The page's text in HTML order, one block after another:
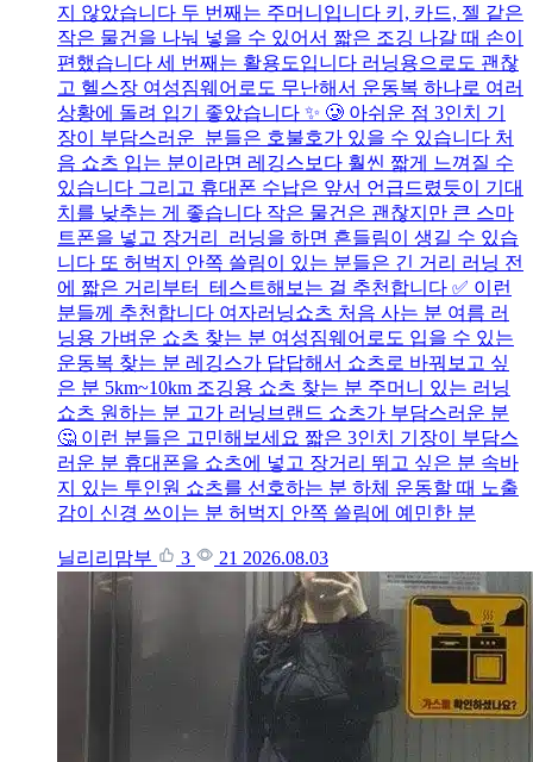
지 않았습니다 두 번째는 주머니입니다 키, 카드, 젤 같은
작은 물건을 나눠 넣을 수 있어서 짧은 조깅 나갈 때 손이
편했습니다 세 번째는 활용도입니다 러닝용으로도 괜찮
고 헬스장 여성짐웨어로도 무난해서 운동복 하나로 여러
상황에 돌려 입기 좋았습니다 ✨ 🥲 아쉬운 점 3인치 기
장이 부담스러운 분들은 호불호가 있을 수 있습니다 처
음 쇼츠 입는 분이라면 레깅스보다 훨씬 짧게 느껴질 수
있습니다 그리고 휴대폰 수납은 앞서 언급드렸듯이 기대
치를 낮추는 게 좋습니다 작은 물건은 괜찮지만 큰 스마
트폰을 넣고 장거리 러닝을 하면 흔들림이 생길 수 있습
니다 또 허벅지 안쪽 쓸림이 있는 분들은 긴 거리 러닝 전
에 짧은 거리부터 테스트해보는 걸 추천합니다 ✅ 이런
분들께 추천합니다 여자러닝쇼츠 처음 사는 분 여름 러
닝용 가벼운 쇼츠 찾는 분 여성짐웨어로도 입을 수 있는
운동복 찾는 분 레깅스가 답답해서 쇼츠로 바꿔보고 싶
은 분 5km~10km 조깅용 쇼츠 찾는 분 주머니 있는 러닝
쇼츠 원하는 분 고가 러닝브랜드 쇼츠가 부담스러운 분
🤔 이런 분들은 고민해보세요 짧은 3인치 기장이 부담스
러운 분 휴대폰을 쇼츠에 넣고 장거리 뛰고 싶은 분 속바
지 있는 투인원 쇼츠를 선호하는 분 하체 운동할 때 노출
감이 신경 쓰이는 분 허벅지 안쪽 쓸림에 예민한 분
닐리리맘부 3 21 2026.08.03